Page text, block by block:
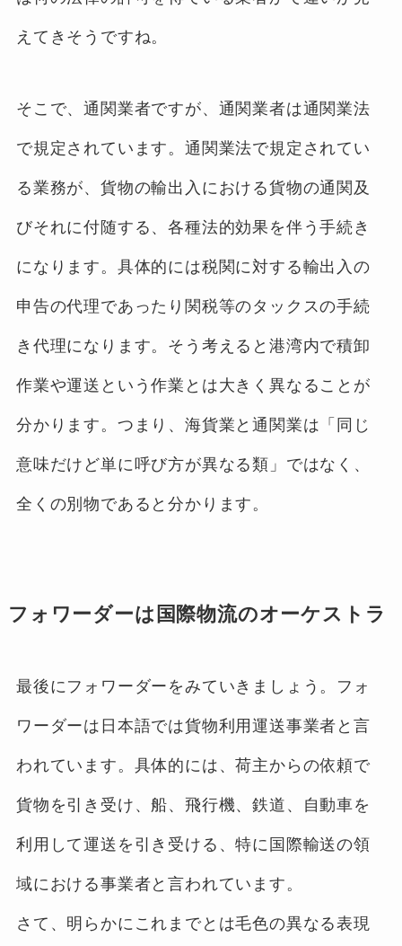
えてきそうですね。
そこで、通関業者ですが、通関業者は通関業法
で規定されています。通関業法で規定されてい
る業務が、貨物の輸出入における貨物の通関及
びそれに付随する、各種法的効果を伴う手続き
になります。具体的には税関に対する輸出入の
申告の代理であったり関税等のタックスの手続
き代理になります。そう考えると港湾内で積卸
作業や運送という作業とは大きく異なることが
分かります。つまり、海貨業と通関業は「同じ
意味だけど単に呼び方が異なる類」ではなく、
全くの別物であると分かります。
フォワーダーは国際物流のオーケストラ
最後にフォワーダーをみていきましょう。フォ
ワーダーは日本語では貨物利用運送事業者と言
われています。具体的には、荷主からの依頼で
貨物を引き受け、船、飛行機、鉄道、自動車を
利用して運送を引き受ける、特に国際輸送の領
域における事業者と言われています。
さて、明らかにこれまでとは毛色の異なる表現